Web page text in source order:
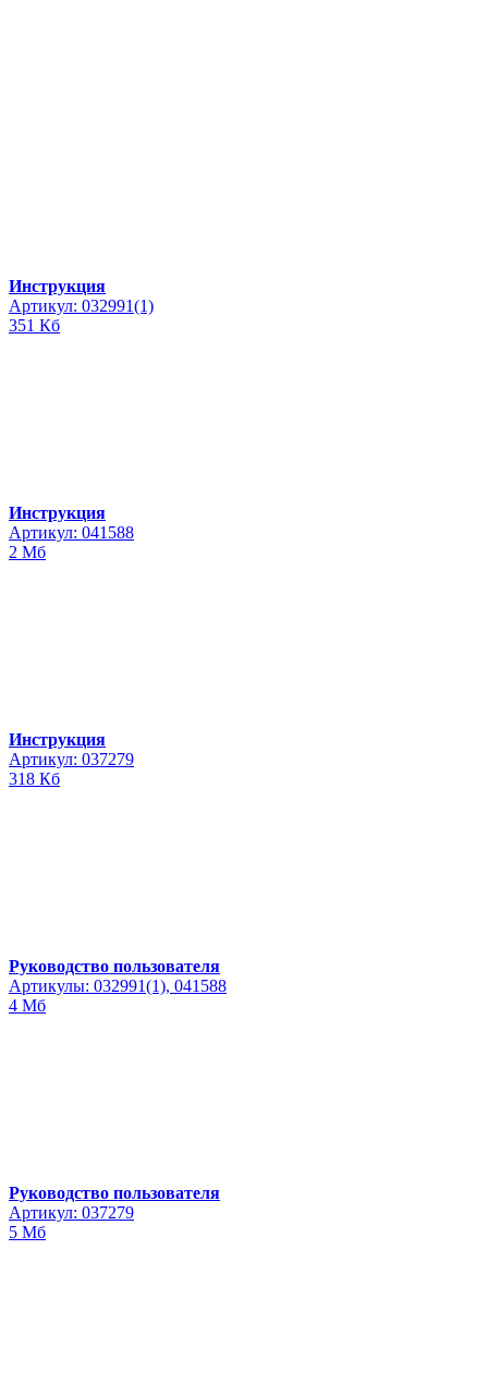
Инструкция
Артикул: 032991(1)
351 Кб
Инструкция
Артикул: 041588
2 Мб
Инструкция
Артикул: 037279
318 Кб
Руководство пользователя
Артикулы: 032991(1), 041588
4 Мб
Руководство пользователя
Артикул: 037279
5 Мб